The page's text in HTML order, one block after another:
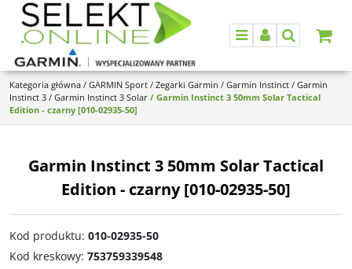
MenuPanelSzukaj
Kategoria główna / GARMIN Sport / Zegarki Garmin / Garmin Instinct / Garmin
Instinct 3 / Garmin Instinct 3 Solar / Garmin Instinct 3 50mm Solar Tactical
Edition - czarny [010-02935-50]
Garmin Instinct 3 50mm Solar Tactical
Edition - czarny [010-02935-50]
Kod produktu: 010-02935-50
Kod kreskowy: 753759339548